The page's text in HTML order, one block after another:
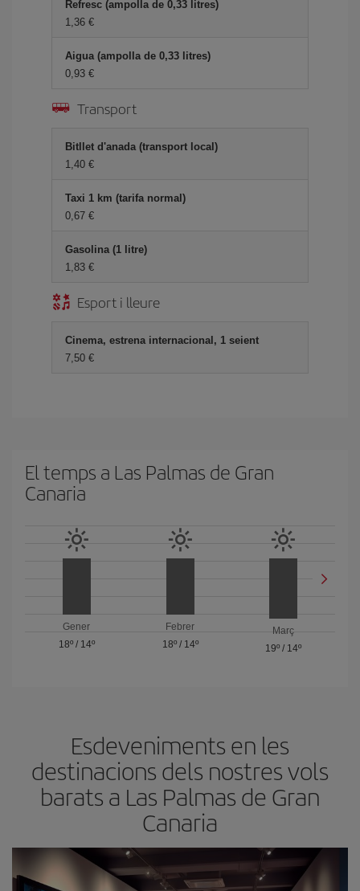
Refresc (ampolla de 0,33 litres)
1,36
Aigua (ampolla de 0,33 litres)
0,93
Transport
Bitllet d'anada (transport local)
1,40
Taxi 1 km (tarifa normal)
0,67
Gasolina (1 litre)
1,83
Esport i lleure
Cinema, estrena internacional, 1 seient
7,50
El temps a Las Palmas de Gran
Canaria
Gener
18º/ 14º
Febrer
18º/ 14º
Març
19º / 14º
Esdeveniments en les
destinacions dels nostres vols
barats a Las Palmas de Gran
Canaria